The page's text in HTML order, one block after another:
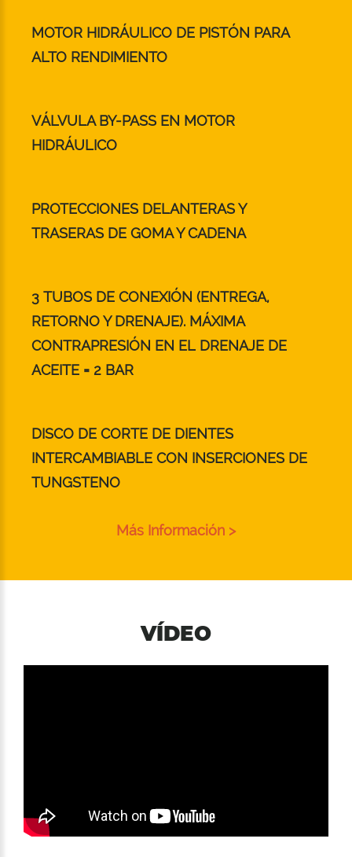
MOTOR HIDRÁULICO DE PISTÓN PARA
ALTO RENDIMIENTO
VÁLVULA BY-PASS EN MOTOR
HIDRÁULICO
PROTECCIONES DELANTERAS Y
TRASERAS DE GOMA Y CADENA
3 TUBOS DE CONEXIÓN (ENTREGA,
RETORNO Y DRENAJE). MÁXIMA
CONTRAPRESIÓN EN EL DRENAJE DE
ACEITE = 2 BAR
DISCO DE CORTE DE DIENTES
INTERCAMBIABLE CON INSERCIONES DE
TUNGSTENO
Más Información >
VÍDEO